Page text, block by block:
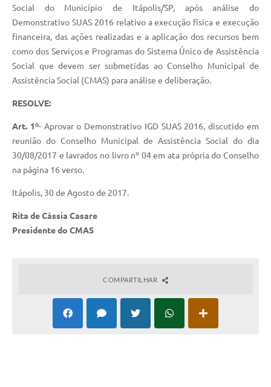
Galeria de Fotos
Ouvidoria Municipal
Audiências Públicas
Notícias
Turismo
Galeria de Vídeos
Projetos
Social do Município de Itápolis/SP, após análise do
Demonstrativo SUAS 2016 relativo a execução física e execução
financeira, das ações realizadas e a aplicação dos recursos bem
como dos Serviços e Programas do Sistema Único de Assistência
Social que devem ser submetidas ao Conselho Municipal de
Assistência Social (CMAS) para análise e deliberação.
RESOLVE:
Art. 1º- Aprovar o Demonstrativo IGD SUAS 2016, discutido em
reunião do Conselho Municipal de Assistência Social do dia
30/08/2017 e lavrados no livro nº 04 em ata própria do Conselho
na página 16 verso.
Itápolis, 30 de Agosto de 2017.
Rita de Cássia Casare
Presidente do CMAS
COMPARTILHAR